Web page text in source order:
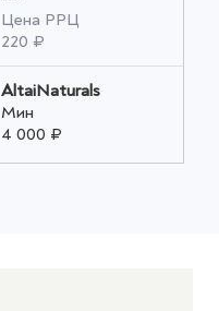
Цена РРЦ
220 ₽
AltaiNaturals
Мин
4 000 ₽